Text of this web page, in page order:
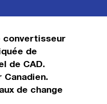
convertisseur
de
de CAD.
de change